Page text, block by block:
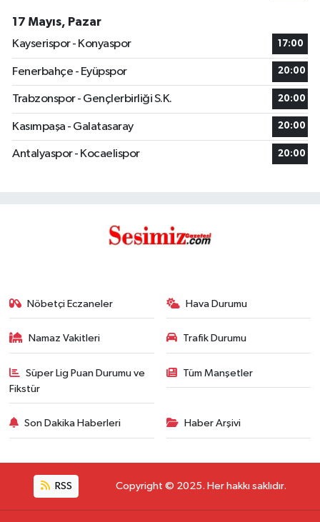
17 Mayıs, Pazar
Kayserispor - Konyaspor
17:00
Fenerbahçe - Eyüpspor 20:00
Trabzonspor - Gençlerbirliği S.K. 20:00
Kasımpaşa - Galatasaray 20:00
Antalyaspor - Kocaelispor 20:00
Nöbetçi Eczaneler Hava Durumu
Namaz Vakitleri Trafik Durumu
Süper Lig Puan Durumu ve
Fikstür
Tüm Manşetler
Son Dakika Haberleri Haber Arşivi
RSS Copyright © 2025. Her hakkı saklıdır.